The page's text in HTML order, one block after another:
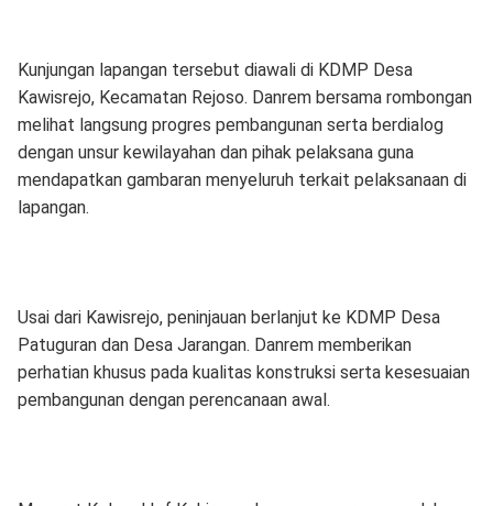
Kunjungan lapangan tersebut diawali di KDMP Desa
Kawisrejo, Kecamatan Rejoso. Danrem bersama rombongan
melihat langsung progres pembangunan serta berdialog
dengan unsur kewilayahan dan pihak pelaksana guna
mendapatkan gambaran menyeluruh terkait pelaksanaan di
lapangan.
Usai dari Kawisrejo, peninjauan berlanjut ke KDMP Desa
Patuguran dan Desa Jarangan. Danrem memberikan
perhatian khusus pada kualitas konstruksi serta kesesuaian
pembangunan dengan perencanaan awal.